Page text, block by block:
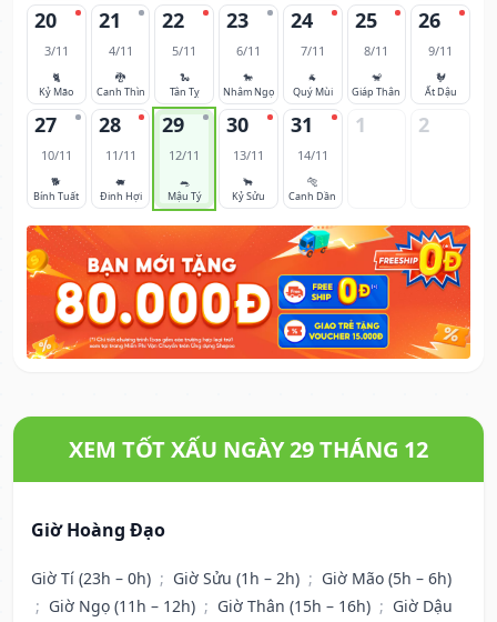
20
3/11
🐈
Kỷ Mão
21
4/11
🐉
Canh Thìn
22
5/11
🐍
Tân Tỵ
23
6/11
🐎
Nhâm Ngọ
24
7/11
🐐
Quý Mùi
25
8/11
🐒
Giáp Thân
26
9/11
🐓
Ất Dậu
27
10/11
🐕
Bính Tuất
28
11/11
🐖
Đinh Hợi
29
12/11
🐀
Mậu Tý
30
13/11
🐂
Kỷ Sửu
31
14/11
🐅
Canh Dần
1 2
XEM TỐT XẤU NGÀY 29 THÁNG 12
Giờ Hoàng Đạo
Giờ Tí (23h – 0h) ; Giờ Sửu (1h – 2h) ; Giờ Mão (5h – 6h)
; Giờ Ngọ (11h – 12h) ; Giờ Thân (15h – 16h) ; Giờ Dậu